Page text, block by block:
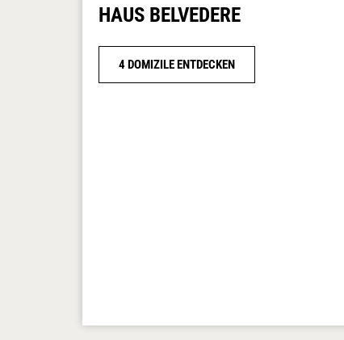
HAUS BELVEDERE
4 DOMIZILE ENTDECKEN